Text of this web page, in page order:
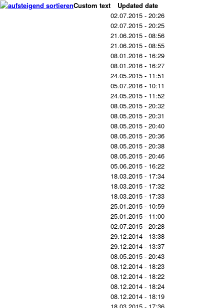
Custom text
Updated date
02.07.2015 - 20:26
02.07.2015 - 20:25
21.06.2015 - 08:56
21.06.2015 - 08:55
08.01.2016 - 16:29
08.01.2016 - 16:27
24.05.2015 - 11:51
05.07.2016 - 10:11
24.05.2015 - 11:52
08.05.2015 - 20:32
08.05.2015 - 20:31
08.05.2015 - 20:40
08.05.2015 - 20:36
08.05.2015 - 20:38
08.05.2015 - 20:46
05.06.2015 - 16:22
18.03.2015 - 17:34
18.03.2015 - 17:32
18.03.2015 - 17:33
25.01.2015 - 10:59
25.01.2015 - 11:00
02.07.2015 - 20:28
29.12.2014 - 13:38
29.12.2014 - 13:37
08.05.2015 - 20:43
08.12.2014 - 18:23
08.12.2014 - 18:22
08.12.2014 - 18:24
08.12.2014 - 18:19